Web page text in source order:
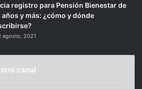
registro para Pensión Bienestar de
años y más: ¿cómo y dónde
agosto, 2021
canal